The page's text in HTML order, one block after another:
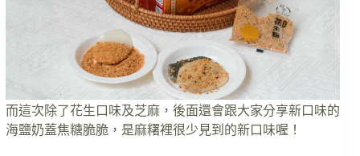
而這次除了花生口味及芝麻，後面還會跟大家分享新口味的
海鹽奶蓋焦糖脆脆，是麻糬裡很少見到的新口味喔！